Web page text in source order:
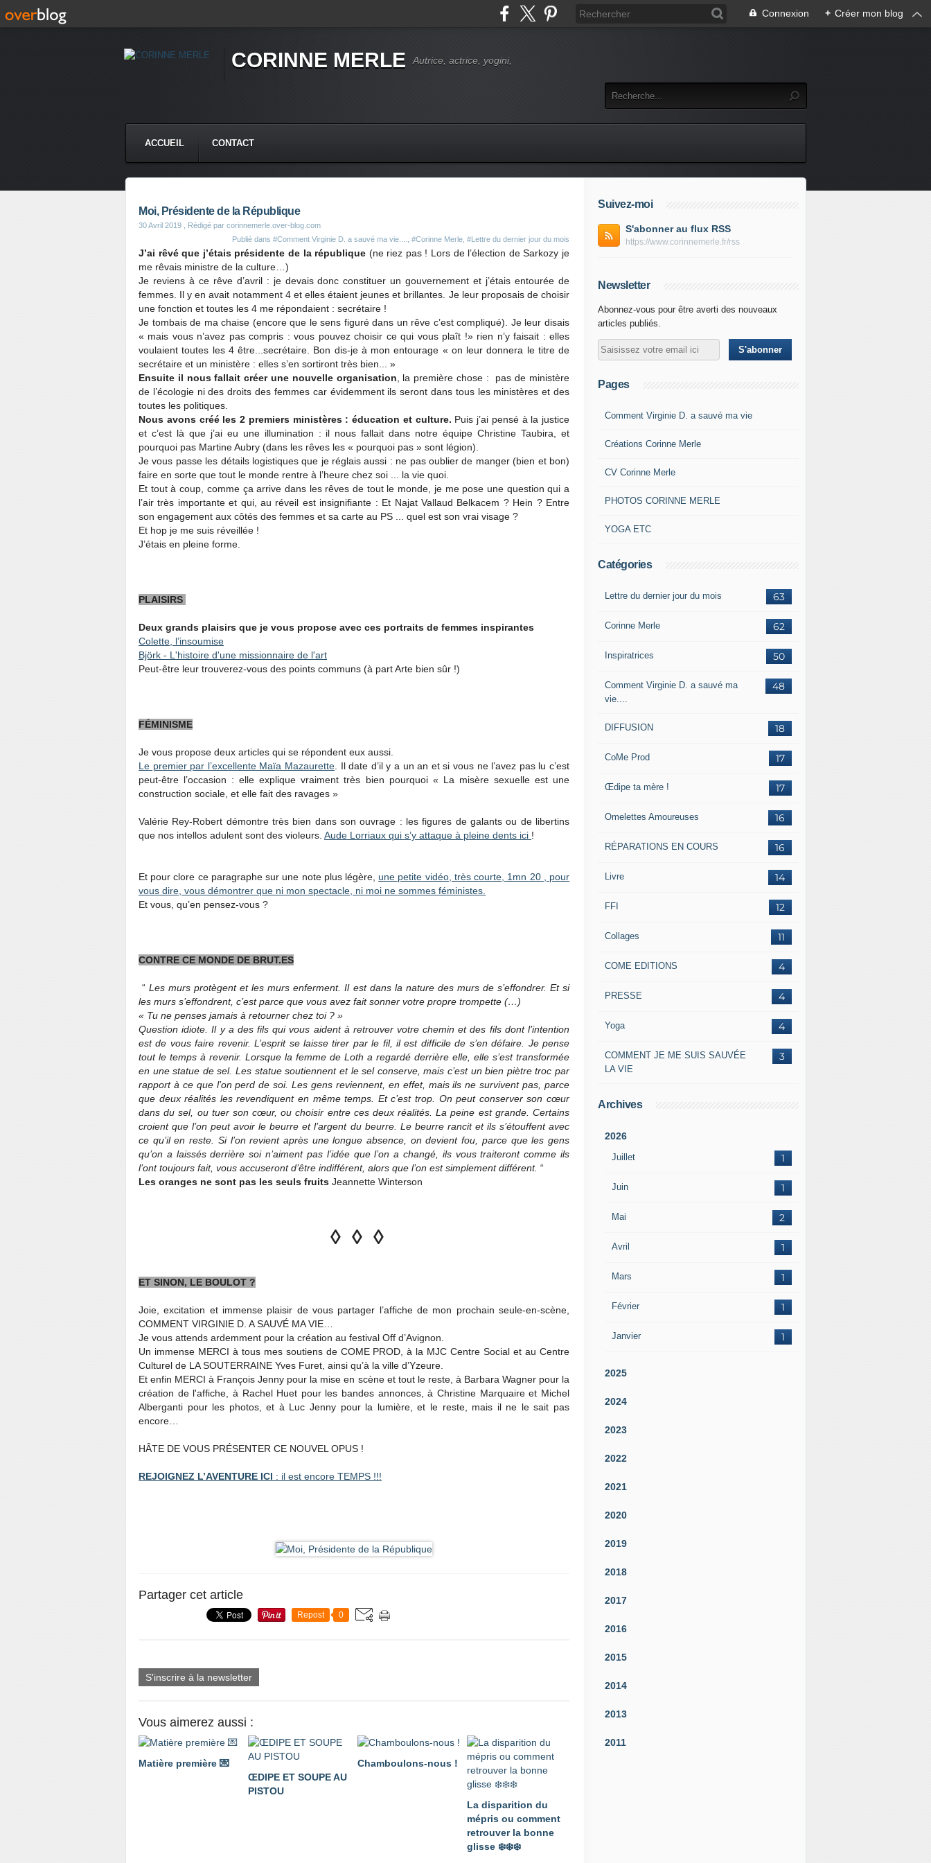
Connexion + Créer mon blog
CORINNE MERLE Autrice, actrice, yogini,
ACCUEIL CONTACT
Moi, Présidente de la République
30 Avril 2019 , Rédigé par corinnemerle.over-blog.com
Publié dans #Comment Virginie D. a sauvé ma vie.... #Corinne Merle #Lettre du dernier jour du mois
J’ai rêvé que j’étais présidente de la république (ne riez pas ! Lors de l’élection de Sarkozy je
me rêvais ministre de la culture…)
Je reviens à ce rêve d’avril : je devais donc constituer un gouvernement et j’étais entourée de
femmes. Il y en avait notamment 4 et elles étaient jeunes et brillantes. Je leur proposais de choisir
une fonction et toutes les 4 me répondaient : secrétaire !
Je tombais de ma chaise (encore que le sens figuré dans un rêve c’est compliqué). Je leur disais
« mais vous n’avez pas compris : vous pouvez choisir ce qui vous plaît !» rien n’y faisait : elles
voulaient toutes les 4 être...secrétaire. Bon dis-je à mon entourage « on leur donnera le titre de
secrétaire et un ministère : elles s’en sortiront très bien... »
Ensuite il nous fallait créer une nouvelle organisation , la première chose : pas de ministère
de l’écologie ni des droits des femmes car évidemment ils seront dans tous les ministères et des
toutes les politiques.
Nous avons créé les 2 premiers ministères : éducation et culture. Puis j’ai pensé à la justice
et c’est là que j’ai eu une illumination : il nous fallait dans notre équipe Christine Taubira, et
pourquoi pas Martine Aubry (dans les rêves les « pourquoi pas » sont légion).
Je vous passe les détails logistiques que je réglais aussi : ne pas oublier de manger (bien et bon)
faire en sorte que tout le monde rentre à l’heure chez soi ... la vie quoi.
Et tout à coup, comme ça arrive dans les rêves de tout le monde, je me pose une question qui a
l’air très importante et qui, au réveil est insignifiante : Et Najat Vallaud Belkacem ? Hein ? Entre
son engagement aux côtés des femmes et sa carte au PS ... quel est son vrai visage ?
Et hop je me suis réveillée !
J’étais en pleine forme.
PLAISIRS
Deux grands plaisirs que je vous propose avec ces portraits de femmes inspirantes
Colette, l’insoumise
Björk - L'histoire d'une missionnaire de l'art
Peut-être leur trouverez-vous des points communs (à part Arte bien sûr !)
FÉMINISME
Je vous propose deux articles qui se répondent eux aussi.
Le premier par l’excellente Maïa Mazaurette . Il date d’il y a un an et si vous ne l’avez pas lu c’est
peut-être l’occasion : elle explique vraiment très bien pourquoi « La misère sexuelle est une
construction sociale, et elle fait des ravages »
Valérie Rey-Robert démontre très bien dans son ouvrage : les figures de galants ou de libertins
que nos intellos adulent sont des violeurs. Aude Lorriaux qui s’y attaque à pleine dents ici !
Et pour clore ce paragraphe sur une note plus légère, une petite vidéo, très courte, 1mn 20 , pour
vous dire, vous démontrer que ni mon spectacle, ni moi ne sommes féministes.
Et vous, qu’en pensez-vous ?
CONTRE CE MONDE DE BRUT.ES
“ Les murs protègent et les murs enferment. Il est dans la nature des murs de s’effondrer. Et si
les murs s’effondrent, c’est parce que vous avez fait sonner votre propre trompette (…)
« Tu ne penses jamais à retourner chez toi ? »
Question idiote. Il y a des fils qui vous aident à retrouver votre chemin et des fils dont l’intention
est de vous faire revenir. L’esprit se laisse tirer par le fil, il est difficile de s’en défaire. Je pense
tout le temps à revenir. Lorsque la femme de Loth a regardé derrière elle, elle s’est transformée
en une statue de sel. Les statue soutiennent et le sel conserve, mais c’est un bien piètre troc par
rapport à ce que l’on perd de soi. Les gens reviennent, en effet, mais ils ne survivent pas, parce
que deux réalités les revendiquent en même temps. Et c’est trop. On peut conserver son cœur
dans du sel, ou tuer son cœur, ou choisir entre ces deux réalités. La peine est grande. Certains
croient que l’on peut avoir le beurre et l’argent du beurre. Le beurre rancit et ils s’étouffent avec
ce qu’il en reste. Si l’on revient après une longue absence, on devient fou, parce que les gens
qu’on a laissés derrière soi n’aiment pas l’idée que l’on a changé, ils vous traiteront comme ils
l’ont toujours fait, vous accuseront d’être indifférent, alors que l’on est simplement différent. “
Les oranges ne sont pas les seuls fruits Jeannette Winterson
◊ ◊ ◊
ET SINON, LE BOULOT ?
Joie, excitation et immense plaisir de vous partager l’affiche de mon prochain seule-en-scène,
COMMENT VIRGINIE D. A SAUVÉ MA VIE…
Je vous attends ardemment pour la création au festival Off d’Avignon.
Un immense MERCI à tous mes soutiens de COME PROD, à la MJC Centre Social et au Centre
Culturel de LA SOUTERRAINE Yves Furet, ainsi qu’à la ville d’Yzeure.
Et enfin MERCI à François Jenny pour la mise en scène et tout le reste, à Barbara Wagner pour la
création de l'affiche, à Rachel Huet pour les bandes annonces, à Christine Marquaire et Michel
Alberganti pour les photos, et à Luc Jenny pour la lumière, et le reste, mais il ne le sait pas
encore…
HÂTE DE VOUS PRÉSENTER CE NOUVEL OPUS !
REJOIGNEZ L’AVENTURE ICI : il est encore TEMPS !!!
Partager cet article
Repost 0
S'inscrire à la newsletter
Vous aimerez aussi :
Matière première 💌
ŒDIPE ET SOUPE AU
PISTOU
Chamboulons-nous !
La disparition du
mépris ou comment
retrouver la bonne
glisse ❄️❄️❄️
Suivez-moi
S'abonner au flux RSS
https://www.corinnemerle.fr/rss
Newsletter
Abonnez-vous pour être averti des nouveaux
articles publiés.
Pages
Comment Virginie D. a sauvé ma vie
Créations Corinne Merle
CV Corinne Merle
PHOTOS CORINNE MERLE
YOGA ETC
Catégories
63
Lettre du dernier jour du mois
62
Corinne Merle
50
Inspiratrices
48
Comment Virginie D. a sauvé ma
vie....
18
DIFFUSION
17
CoMe Prod
17
Œdipe ta mère !
16
Omelettes Amoureuses
16
RÉPARATIONS EN COURS
14
Livre
12
FFI
11
Collages
4
COME EDITIONS
4
PRESSE
4
Yoga
3
COMMENT JE ME SUIS SAUVÉE
LA VIE
Archives
2026
Juillet 1
Juin 1
Mai 2
Avril 1
Mars 1
Février 1
Janvier 1
2025
2024
2023
2022
2021
2020
2019
2018
2017
2016
2015
2014
2013
2011